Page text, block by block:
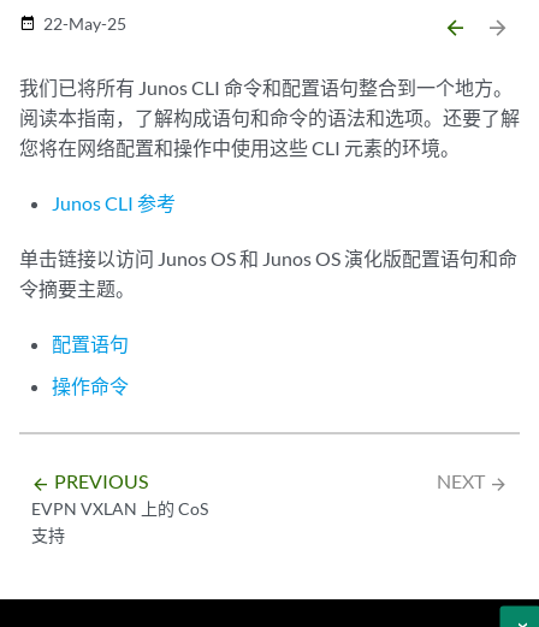
date_range 22-May-25 arrow_backward arrow_forward
我们已将所有 Junos CLI 命令和配置语句整合到一个地方。
阅读本指南，了解构成语句和命令的语法和选项。还要了解
您将在网络配置和操作中使用这些 CLI 元素的环境。
Junos CLI 参考
单击链接以访问 Junos OS 和 Junos OS 演化版配置语句和命
令摘要主题。
配置语句
操作命令
arrow_backward PREVIOUS
EVPN VXLAN 上的 CoS
支持
NEXT arrow_forward